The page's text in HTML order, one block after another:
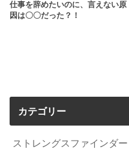
仕事を辞めたいのに、言えない原
因は〇〇だった？！
カテゴリー
ストレングスファインダー